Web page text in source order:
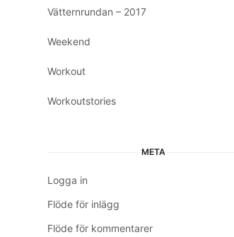
Vätternrundan – 2017
Weekend
Workout
Workoutstories
META
Logga in
Flöde för inlägg
Flöde för kommentarer